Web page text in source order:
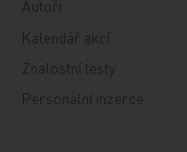
Autoři
Kalendář akcí
Znalostní testy
Personální inzerce